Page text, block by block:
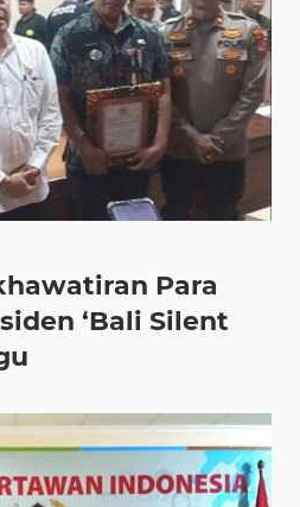
Para
‘Bali Silent